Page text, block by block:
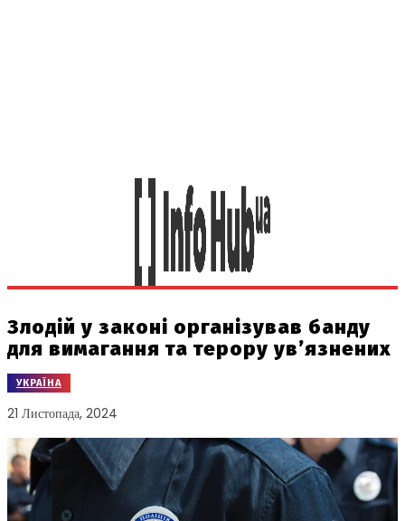
Злодій у законі організував банду
для вимагання та терору ув’язнених
УКРАЇНА
21 Листопада, 2024